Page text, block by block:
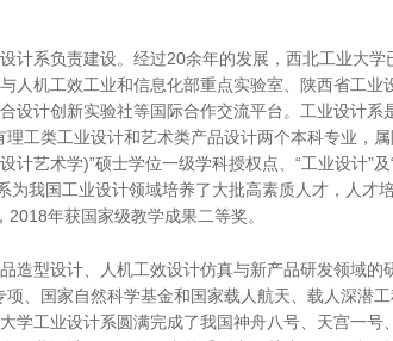
系负责建设。经过20余年的发展，西北工业大学
人机工效工业和信息化部重点实验室、陕西省工业
计创新实验社等国际合作交流平台。工业设计系
工类工业设计和艺术类产品设计两个本科专业，
艺术学)”硕士学位一级学科授权点、“工业设计”
我国工业设计领域培养了大批高素质人才，人才
年获国家级教学成果二等奖。
型设计、人机工效设计仿真与新产品研发领域的
、国家自然科学基金和国家载人航天、载人深潜
学工业设计系圆满完成了我国神舟八号、天宫一号